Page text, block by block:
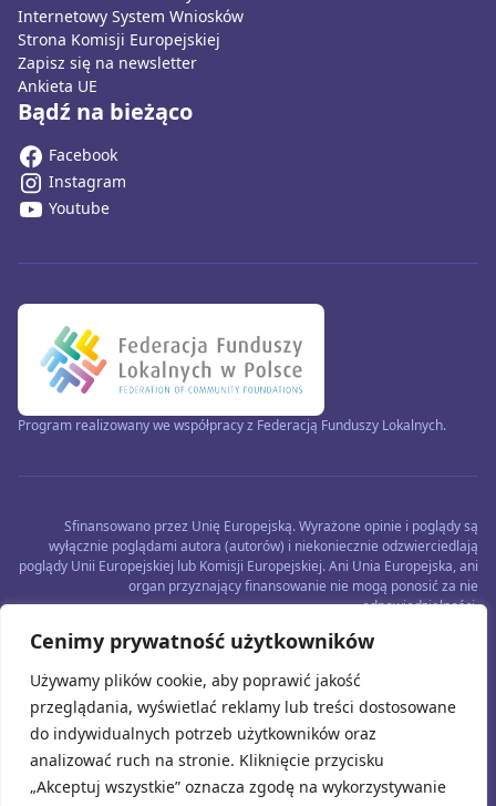
Cenimy prywatność użytkowników
Używamy plików cookie, aby poprawić jakość
przeglądania, wyświetlać reklamy lub treści dostosowane
do indywidualnych potrzeb użytkowników oraz
analizować ruch na stronie. Kliknięcie przycisku
„Akceptuj wszystkie” oznacza zgodę na wykorzystywanie
Internetowy System Wniosków
Strona Komisji Europejskiej
Zapisz się na newsletter
Ankieta UE
Bądź na bieżąco
Facebook
Instagram
Youtube
Program realizowany we współpracy z Federacją Funduszy Lokalnych.
Sfinansowano przez Unię Europejską. Wyrażone opinie i poglądy są
wyłącznie poglądami autora (autorów) i niekoniecznie odzwierciedlają
poglądy Unii Europejskiej lub Komisji Europejskiej. Ani Unia Europejska, ani
organ przyznający finansowanie nie mogą ponosić za nie
odpowiedzialności.